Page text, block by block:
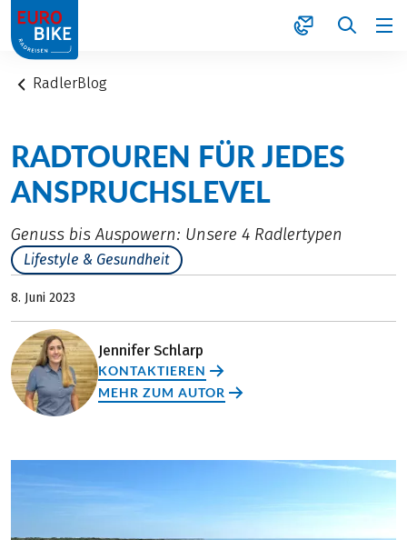
1
RadlerBlog
RADTOUREN FÜR JEDES
ANSPRUCHSLEVEL
Genuss bis Auspowern: Unsere 4 Radlertypen
Lifestyle & Gesundheit
8. Juni 2023
Jennifer Schlarp
KONTAKTIEREN
MEHR ZUM AUTOR